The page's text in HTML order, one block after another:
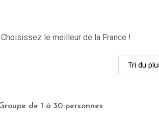
le meilleur de la France !
de 1 à 30 personnes